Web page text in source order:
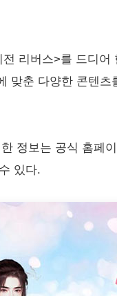
리버스>를 드디
맞춘 다양한 콘텐
정보는 공식 홈페
있다.